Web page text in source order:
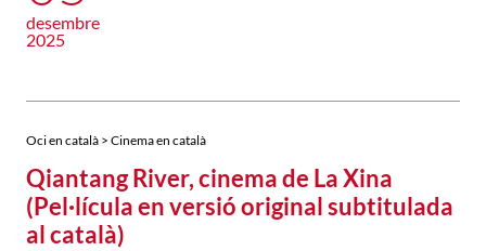
desembre
2025
Oci en català > Cinema en català
Qiantang River, cinema de La Xina
(Pel·lícula en versió original subtitulada
al català)